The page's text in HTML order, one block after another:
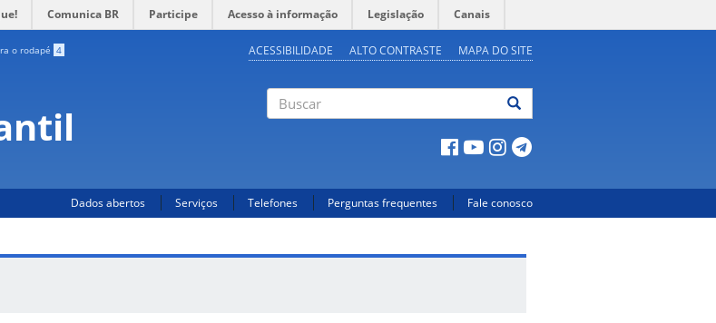
Comunica BR Participe Acesso à informação Legislação Canais
o rodapé 4 ACESSIBILIDADE ALTO CONTRASTE MAPA DO SITE
Dados abertos Serviços Telefones Perguntas frequentes Fale conosco